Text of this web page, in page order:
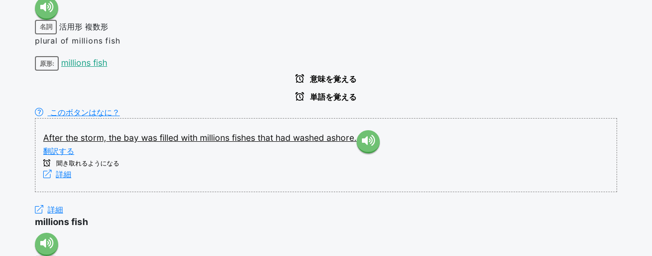
名詞 活用形 複数形
plural of millions fish
原形: millions fish
意味を覚える
単語を覚える
このボタンはなに？
After the storm, the bay was filled with millions fishes that had washed ashore.
翻訳する
聞き取れるようになる
詳細
詳細
millions fish